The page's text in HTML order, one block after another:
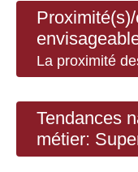
La proximité
Tendances
métier: